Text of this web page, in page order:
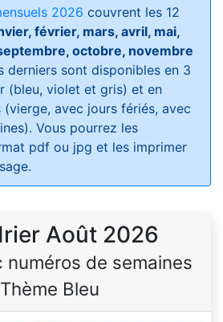
2026 couvrent les 12
février, mars, avril, mai,
octobre, novembre
derniers sont disponibles en 3
(bleu, violet et gris) et en
(vierge, avec jours fériés, avec
. Vous pourrez les
pdf ou jpg et les imprimer
Août 2026
numéros de semaines
Bleu